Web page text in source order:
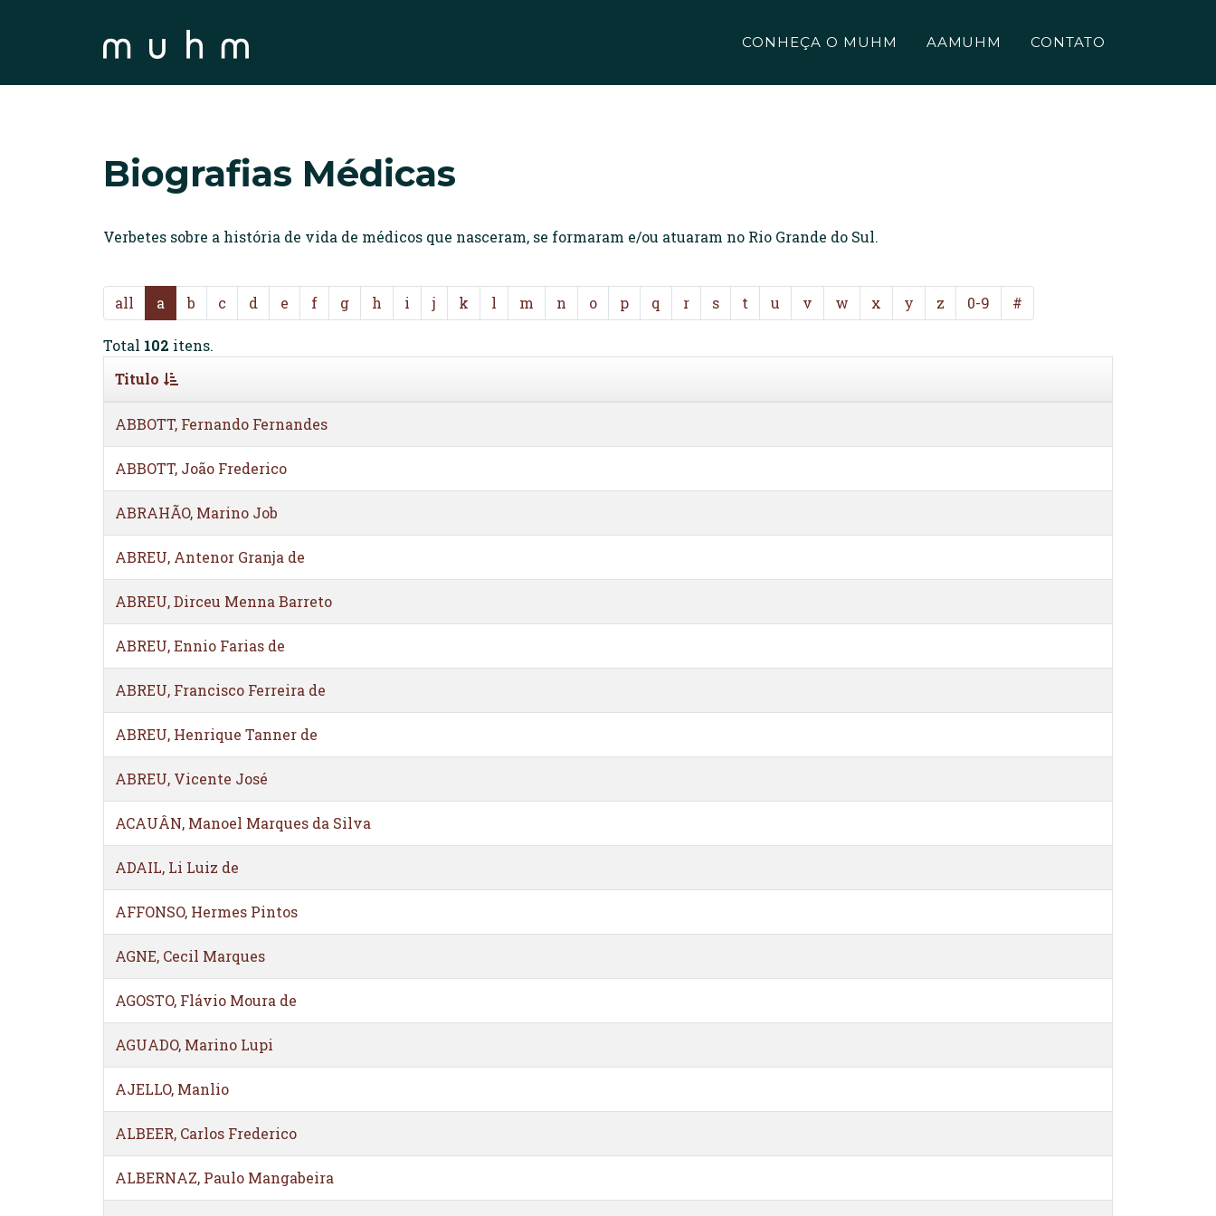
CONHEÇA O MUHM AAMUHM CONTATO
Biografias Médicas
Verbetes sobre a história de vida de médicos que nasceram, se formaram e/ou atuaram no Rio Grande do Sul.
all a b c d e f g h i j k l m n o p q r s t u v w x y z 0-9 #
Total 102 itens.
Titulo
ABBOTT, Fernando Fernandes
ABBOTT, João Frederico
ABRAHÃO, Marino Job
ABREU, Antenor Granja de
ABREU, Dirceu Menna Barreto
ABREU, Ennio Farias de
ABREU, Francisco Ferreira de
ABREU, Henrique Tanner de
ABREU, Vicente José
ACAUÂN, Manoel Marques da Silva
ADAIL, Li Luiz de
AFFONSO, Hermes Pintos
AGNE, Cecil Marques
AGOSTO, Flávio Moura de
AGUADO, Marino Lupi
AJELLO, Manlio
ALBEER, Carlos Frederico
ALBERNAZ, Paulo Mangabeira